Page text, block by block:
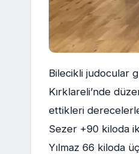
Bilecikli judocular
Kırklareli’nde
ettikleri
Sezer +90 kiloda
Yılmaz 66 kiloda